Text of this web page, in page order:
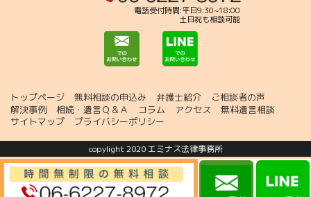
電話受付時間:平日9:30~18:00
土日祝も相談可能
トップページ 無料相談の申込み 弁護士紹介
ご相談者の声
解決事例
相続・遺言Ｑ＆Ａ コラム アクセス
無料遺言相談
サイトマップ
プライバシーポリシー
copylight 2020 エミナス法律事務所